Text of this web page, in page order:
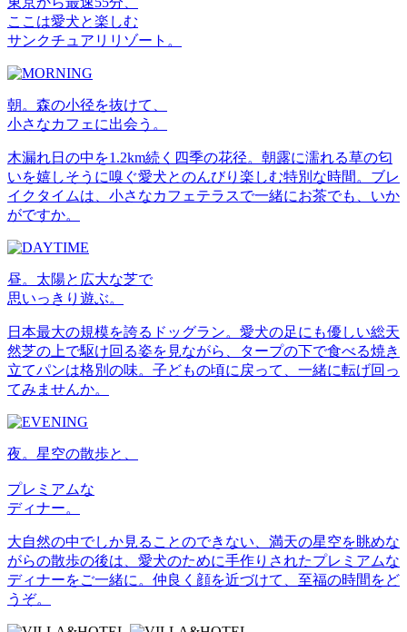
ここは愛犬と楽しむ
サンクチュアリリゾート。
朝。森の小径を抜けて、
小さなカフェに出会う。
木漏れ日の中を1.2km続く四季の花径。朝露に濡れる草の匂
いを嬉しそうに嗅ぐ愛犬とのんびり楽しむ特別な時間。ブレ
イクタイムは、小さなカフェテラスで一緒にお茶でも、いか
がですか。
昼。太陽と広大な芝で
思いっきり遊ぶ。
日本最大の規模を誇るドッグラン。愛犬の足にも優しい総天
然芝の上で駆け回る姿を見ながら、タープの下で食べる焼き
立てパンは格別の味。子どもの頃に戻って、一緒に転げ回っ
てみませんか。
夜。星空の散歩と、
プレミアムな
ディナー。
大自然の中でしか見ることのできない、満天の星空を眺めな
がらの散歩の後は、愛犬のために手作りされたプレミアムな
ディナーをご一緒に。仲良く顔を近づけて、至福の時間をど
うぞ。